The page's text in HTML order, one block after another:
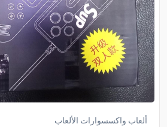
ألعاب واكسسوارات الألعاب